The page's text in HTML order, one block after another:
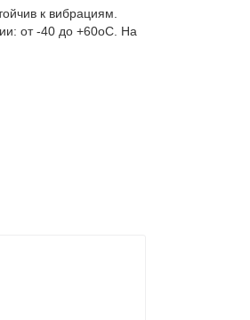
к вибрациям.
от -40 до +60оС. На